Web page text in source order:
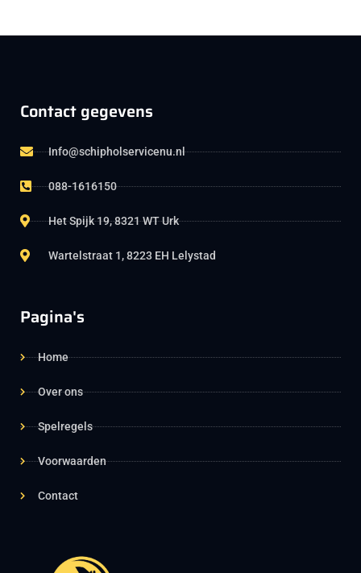
Pagina's
Home
Over ons
Spelregels
Voorwaarden
Contact
Contact gegevens
Info@schipholservicenu.nl
088-1616150
Het Spijk 19, 8321 WT Urk
Wartelstraat 1, 8223 EH Lelystad